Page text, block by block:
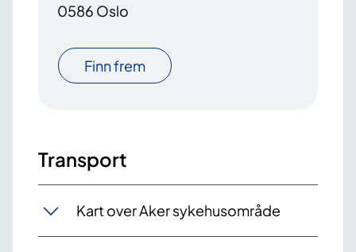
0586 Oslo
Finn frem
Transport
Kart over Aker sykehusområde